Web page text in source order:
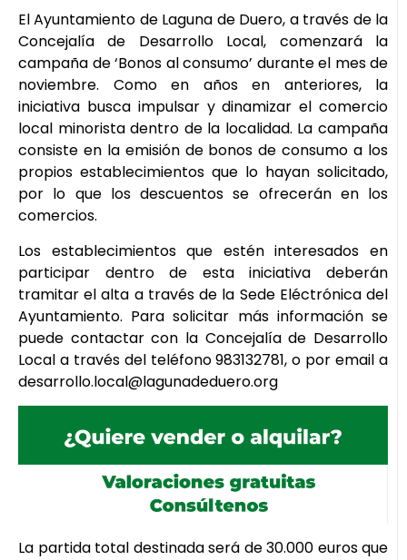
El Ayuntamiento de Laguna de Duero, a través de la
Concejalía de Desarrollo Local, comenzará la
campaña de ‘Bonos al consumo’ durante el mes de
noviembre. Como en años en anteriores, la
iniciativa busca impulsar y dinamizar el comercio
local minorista dentro de la localidad. La campaña
consiste en la emisión de bonos de consumo a los
propios establecimientos que lo hayan solicitado,
por lo que los descuentos se ofrecerán en los
comercios.
Los establecimientos que estén interesados en
participar dentro de esta iniciativa deberán
tramitar el alta a través de la Sede Eléctrónica del
Ayuntamiento. Para solicitar más información se
puede contactar con la Concejalía de Desarrollo
Local a través del teléfono 983132781, o por email a
desarrollo.local@lagunadeduero.org
La partida total destinada será de 30.000 euros que